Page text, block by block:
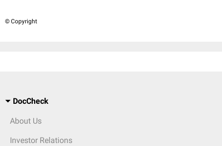
© Copyright
DocCheck
About Us
Investor Relations